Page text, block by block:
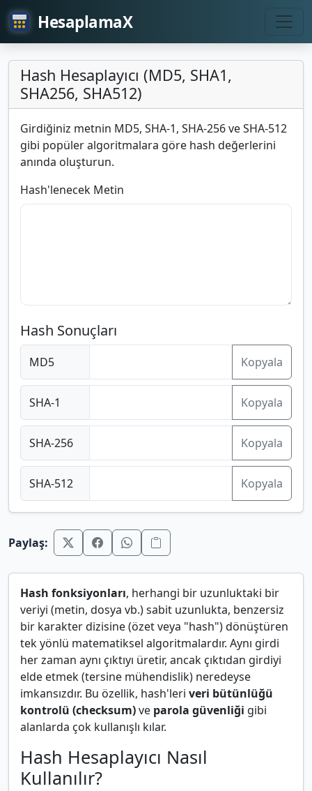
HesaplamaX
Hash Hesaplayıcı (MD5, SHA1,
SHA256, SHA512)
Girdiğiniz metnin MD5, SHA-1, SHA-256 ve SHA-512
gibi popüler algoritmalara göre hash değerlerini
anında oluşturun.
Hash'lenecek Metin
Hash Sonuçları
MD5 Kopyala
SHA-1 Kopyala
SHA-256 Kopyala
SHA-512 Kopyala
Paylaş:
Hash fonksiyonları, herhangi bir uzunluktaki bir
veriyi (metin, dosya vb.) sabit uzunlukta, benzersiz
bir karakter dizisine (özet veya "hash") dönüştüren
tek yönlü matematiksel algoritmalardır. Aynı girdi
her zaman aynı çıktıyı üretir, ancak çıktıdan girdiyi
elde etmek (tersine mühendislik) neredeyse
imkansızdır. Bu özellik, hash'leri veri bütünlüğü
kontrolü (checksum)ve parola güvenliği gibi
alanlarda çok kullanışlı kılar.
Hash Hesaplayıcı Nasıl
Kullanılır?